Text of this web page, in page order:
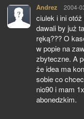
Andrez pisze:
2004-
ciulek i ini
dawali by już
ręką??? O
w popie na
zbyteczne. A
że idea ma
sobie co
nio90 i mam
abonedzkim.